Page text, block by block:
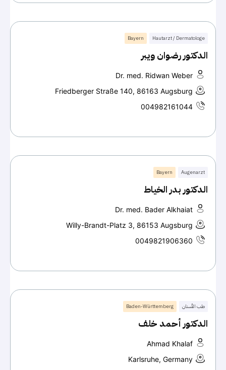
Hautarzt / Dermatologe
Bayern
الدكتور رضوان ويبر
Dr. med. Ridwan Weber
Friedberger Straße 140, 86163 Augsburg
004982161044
Augenarzt
Bayern
الدكتور بدر الخياط
Dr. med. Bader Alkhaiat
Willy-Brandt-Platz 3, 86153 Augsburg
0049821906360
طب الأسنان Baden-Württemberg
الدكتور أحمد خلف
Ahmad Khalaf
Karlsruhe, Germany